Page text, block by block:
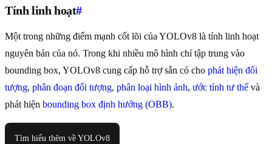
Tính linh hoạt#
Một trong những điểm mạnh cốt lõi của YOLOv8 là tính linh hoạt
nguyên bản của nó. Trong khi nhiều mô hình chỉ tập trung vào
bounding box, YOLOv8 cung cấp hỗ trợ sẵn có cho phát hiện đối
tượng, phân đoạn đối tượng, phân loại hình ảnh, ước tính tư thế và
phát hiện bounding box định hướng (OBB).
Tìm hiểu thêm về YOLOv8